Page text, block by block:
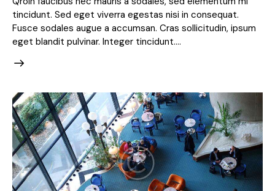
tincidunt. Sed eget viverra egestas nisi in consequat.
Fusce sodales augue a accumsan. Cras sollicitudin, ipsum
eget blandit pulvinar. Integer tincidunt.…